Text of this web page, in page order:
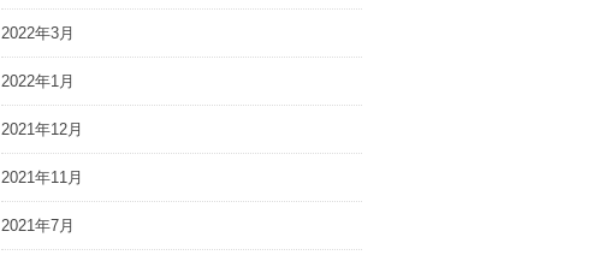
2022年3月
2022年1月
2021年12月
2021年11月
2021年7月